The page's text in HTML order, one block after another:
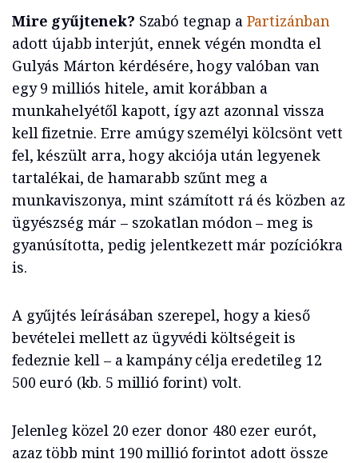
Mire gyűjtenek? Szabó tegnap a Partizánban
adott újabb interjút, ennek végén mondta el
Gulyás Márton kérdésére, hogy valóban van
egy 9 milliós hitele, amit korábban a
munkahelyétől kapott, így azt azonnal vissza
kell fizetnie. Erre amúgy személyi kölcsönt vett
fel, készült arra, hogy akciója után legyenek
tartalékai, de hamarabb szűnt meg a
munkaviszonya, mint számított rá és közben az
ügyészség már – szokatlan módon – meg is
gyanúsította, pedig jelentkezett már pozíciókra
is.
A gyűjtés leírásában szerepel, hogy a kieső
bevételei mellett az ügyvédi költségeit is
fedeznie kell – a kampány célja eredetileg 12
500 euró (kb. 5 millió forint) volt.
Jelenleg közel 20 ezer donor 480 ezer eurót,
azaz több mint 190 millió forintot adott össze